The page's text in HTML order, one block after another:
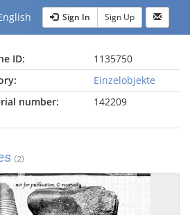
Sign In Sign Up
ID:
1135750
Einzelobjekte
number:
142209
(2)